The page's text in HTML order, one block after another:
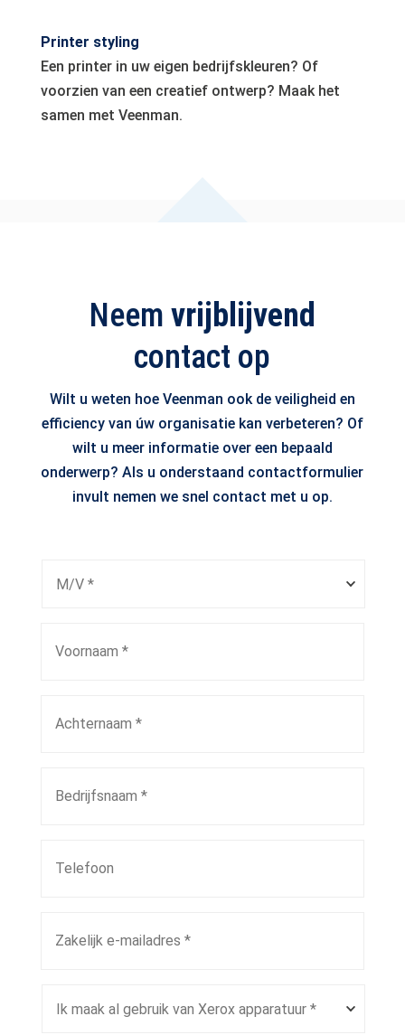
Printer styling
Een printer in uw eigen bedrijfskleuren? Of
voorzien van een creatief ontwerp? Maak het
samen met Veenman.
Neem vrijblijvend
contact op
Wilt u weten hoe Veenman ook de veiligheid en
efficiency van úw organisatie kan verbeteren? Of
wilt u meer informatie over een bepaald
onderwerp? Als u onderstaand contactformulier
invult nemen we snel contact met u op.